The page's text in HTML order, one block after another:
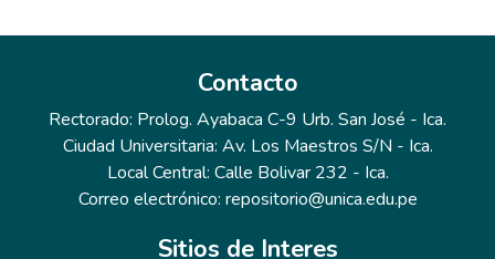
Contacto
Rectorado: Prolog. Ayabaca C-9 Urb. San José - Ica.
Ciudad Universitaria: Av. Los Maestros S/N - Ica.
Local Central: Calle Bolivar 232 - Ica.
Correo electrónico: repositorio@unica.edu.pe
Sitios de Interes